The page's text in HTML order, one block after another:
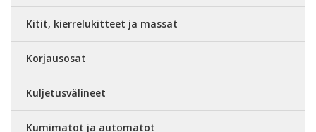
Kitit, kierrelukitteet ja massat
Korjausosat
Kuljetusvälineet
Kumimatot ja automatot